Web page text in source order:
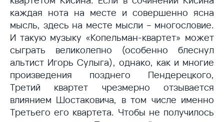
каждая нота на месте и совершенно ясна
мысль, здесь на месте мысли – многословие.
И такую музыку «Копельман-квартет» может
сыграть великолепно (особенно блеснул
альтист Игорь Сулыга), однако, как и многие
произведения позднего Пендерецкого,
Третий квартет чрезмерно отзывается
влиянием Шостаковича, в том числе именно
Третьего его квартета. Чтобы не получилось